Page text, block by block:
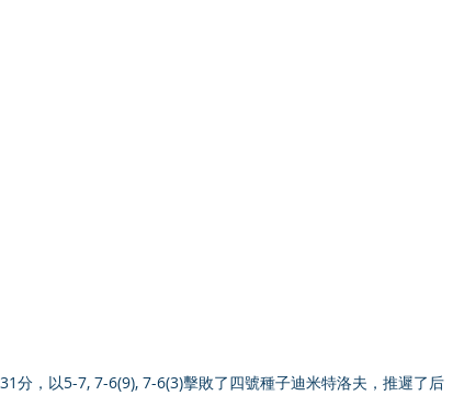
分，以5-7, 7-6(9), 7-6(3)擊敗了四號種子迪米特洛夫，推遲了后